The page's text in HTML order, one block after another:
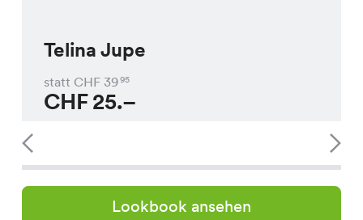
Telina Jupe
statt CHF 3995
CHF25.–
Lookbook ansehen